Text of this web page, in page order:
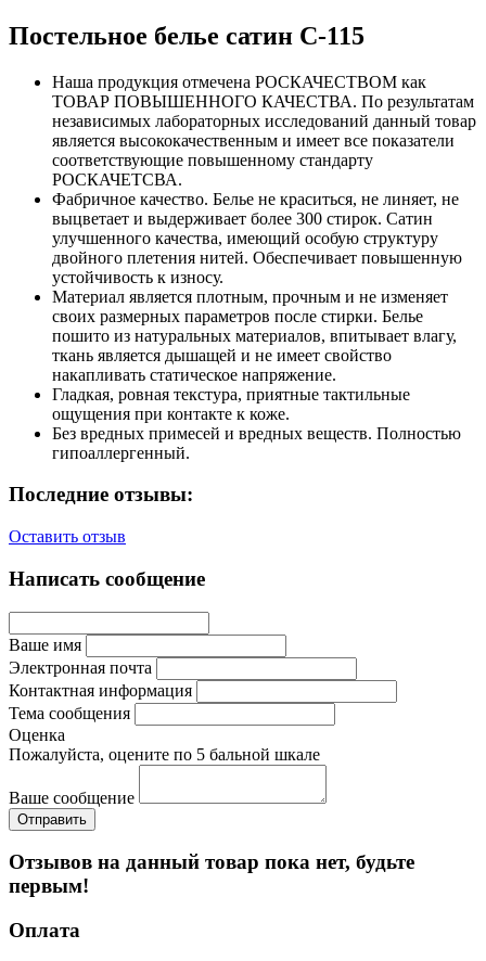
Постельное белье сатин С-115
Наша продукция отмечена РОСКАЧЕСТВОМ как
ТОВАР ПОВЫШЕННОГО КАЧЕСТВА. По результатам
независимых лабораторных исследований данный товар
является высококачественным и имеет все показатели
соответствующие повышенному стандарту
РОСКАЧЕТСВА.
Фабричное качество. Белье не краситься, не линяет, не
выцветает и выдерживает более 300 стирок. Сатин
улучшенного качества, имеющий особую структуру
двойного плетения нитей. Обеспечивает повышенную
устойчивость к износу.
Материал является плотным, прочным и не изменяет
своих размерных параметров после стирки. Белье
пошито из натуральных материалов, впитывает влагу,
ткань является дышащей и не имеет свойство
накапливать статическое напряжение.
Гладкая, ровная текстура, приятные тактильные
ощущения при контакте к коже.
Без вредных примесей и вредных веществ. Полностью
гипоаллергенный.
Последние отзывы:
Оставить отзыв
Написать сообщение
Ваше имя
Электронная почта
Контактная информация
Тема сообщения
Оценка
Пожалуйста, оцените по 5 бальной шкале
Ваше сообщение
Отзывов на данный товар пока нет, будьте
первым!
Оплата